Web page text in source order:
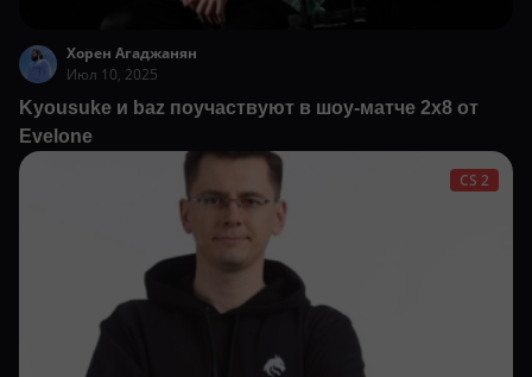
Хорен Агаджанян
Июл 10, 2025
Kyousuke и baz поучаствуют в шоу-матче 2х8 от
Evelone
CS 2